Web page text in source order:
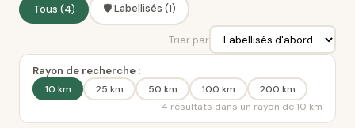
Tous (4) 🛡️ Labellisés (1)
Trier par
Rayon de recherche :
10 km 25 km 50 km 100 km
200 km
4 résultats dans un rayon de 10 km